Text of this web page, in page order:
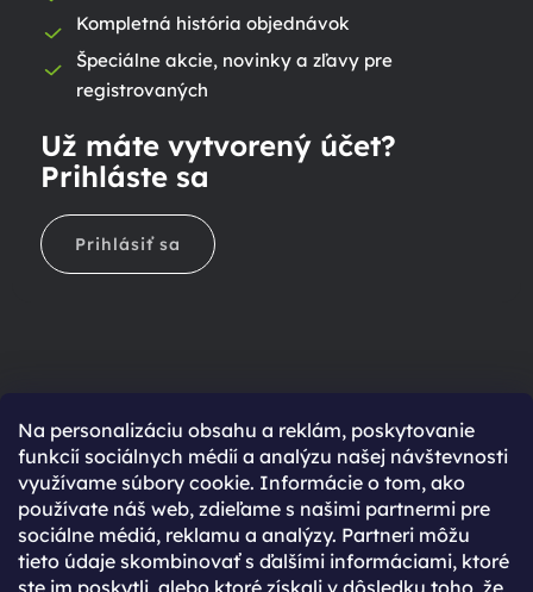
Na personalizáciu obsahu a reklám, poskytovanie
funkcií sociálnych médií a analýzu našej návštevnosti
využívame súbory cookie. Informácie o tom, ako
používate náš web, zdieľame s našimi partnermi pre
sociálne médiá, reklamu a analýzy. Partneri môžu
tieto údaje skombinovať s ďalšími informáciami, ktoré
ste im poskytli, alebo ktoré získali v dôsledku toho, že
Kompletná história objednávok
Špeciálne akcie, novinky a zľavy pre
registrovaných
Už máte vytvorený účet?
Prihláste sa
Prihlásiť sa
Ešte nemáte účet?
Rýchlejší nákup vďaka uloženým údajom
Prehľad o stave objednávky
Kompletná história objednávok